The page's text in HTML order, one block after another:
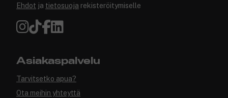
Ehdot ja tietosuoja rekisteröitymiselle
Asiakaspalvelu
Tarvitsetko apua?
Ota meihin yhteyttä